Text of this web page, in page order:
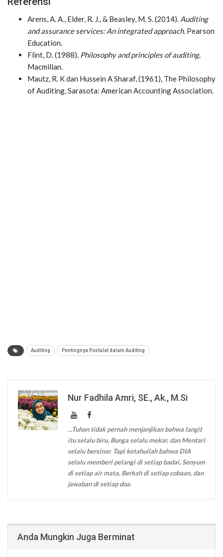
Arens, A. A., Elder, R. J., & Beasley, M. S. (2014). Auditing
and assurance services: An integrated approach. Pearson
Education.
Flint, D. (1988). Philosophy and principles of auditing.
Macmillan.
Mautz, R. K dan Hussein A Sharaf, (1961), The Philosophy
of Auditing, Sarasota: American Accounting Association.
Auditing Pentingnya Postulat dalam Auditing
Nur Fadhila Amri, SE., Ak., M.Si
...Tuhan tidak pernah menjanjikan bahwa langit
itu selalu biru, Bunga selalu mekar, dan Mentari
selalu bersinar. Tapi ketahuilah bahwa DIA
selalu memberi pelangi di setiap badai, Senyum
di setiap air mata, Berkah di setiap cobaan, dan
jawaban di setiap doa.
Anda Mungkin Juga Berminat